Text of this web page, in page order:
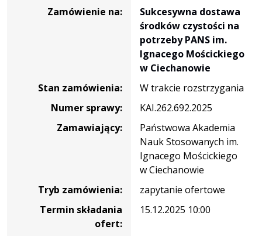
zamówienia
Ciechanowie
Zamówienie na:
Sukcesywna dostawa
środków czystości na
potrzeby PANS im.
Ignacego Mościckiego
w Ciechanowie
Stan zamówienia:
W trakcie rozstrzygania
Numer sprawy:
KAI.262.692.2025
Zamawiający:
Państwowa Akademia
Nauk Stosowanych im.
Ignacego Mościckiego
w Ciechanowie
Tryb zamówienia:
zapytanie ofertowe
Termin składania
ofert:
15.12.2025 10:00